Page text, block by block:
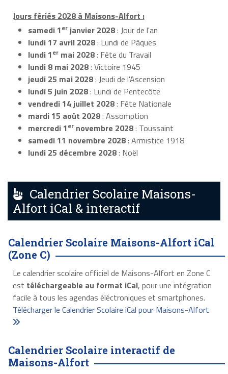
Jours fériés 2028 à Maisons-Alfort :
samedi 1er janvier 2028: Jour de l'an
lundi 17 avril 2028: Lundi de Pâques
lundi 1er mai 2028: Fête du Travail
lundi 8 mai 2028: Victoire 1945
jeudi 25 mai 2028: Jeudi de l'Ascension
lundi 5 juin 2028: Lundi de Pentecôte
vendredi 14 juillet 2028: Fête Nationale
mardi 15 août 2028: Assomption
mercredi 1er novembre 2028: Toussaint
samedi 11 novembre 2028: Armistice 1918
lundi 25 décembre 2028: Noël
Calendrier Scolaire Maisons-
Alfort iCal & interactif
Calendrier Scolaire Maisons-Alfort iCal
(Zone C)
Le calendrier scolaire officiel de Maisons-Alfort en Zone C
est téléchargeable au format iCal, pour une intégration
facile à tous les agendas éléctroniques et smartphones.
Télécharger le Calendrier Scolaire iCal pour Maisons-Alfort
Calendrier Scolaire interactif de
Maisons-Alfort